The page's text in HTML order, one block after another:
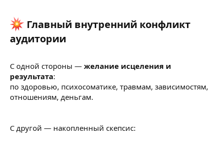
Главный внутренний конфликт
аудитории​
С одной стороны — желание исцеления и
результата:
по здоровью, психосоматике, травмам, зависимостям,
отношениям, деньгам.
С другой — накопленный скепсис: